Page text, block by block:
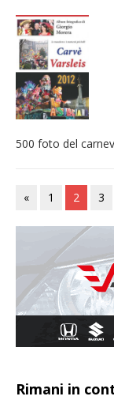
500 foto del
« 1 2 3
Rimani in